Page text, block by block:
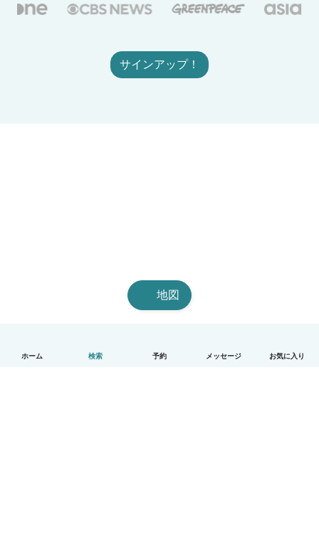
ホーム 検索 予約 メッセージ お気に入り
サインアップ！
地図